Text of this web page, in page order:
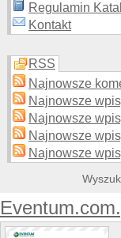
Regulamin
Kontakt
RSS
Najnowsze
Najnowsze
Najnowsze
Najnowsze
Najnowsze